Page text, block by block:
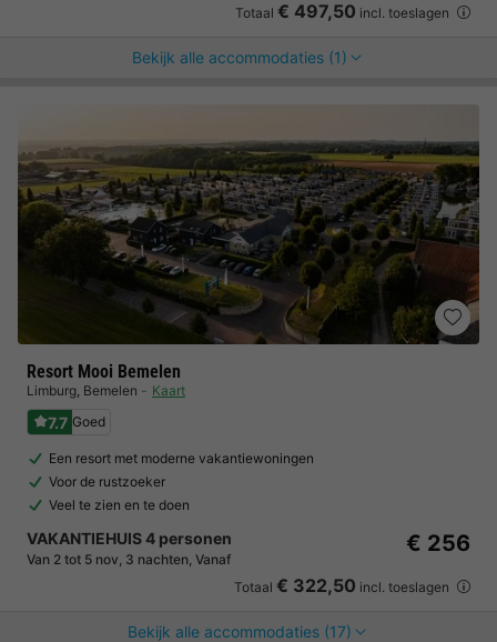
Totaal € 497,50 incl. toeslagen
Bekijk alle accommodaties (1)
Resort Mooi Bemelen
Limburg, Bemelen Kaart
7.7 Goed
Een resort met moderne vakantiewoningen
Voor de rustzoeker
Veel te zien en te doen
VAKANTIEHUIS 4 personen
Van 2 tot 5 nov, 3 nachten, Vanaf
€ 256
Totaal € 322,50 incl. toeslagen
Bekijk alle accommodaties (17)